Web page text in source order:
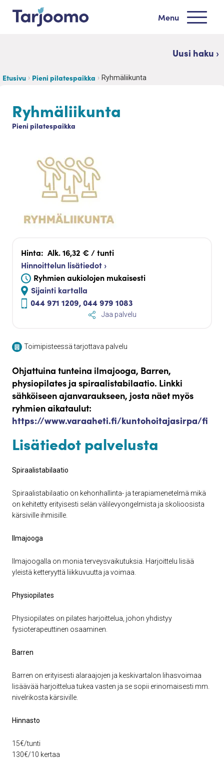
Siirry sisältöön
Menu
Uusi haku ›
Etusivu Pieni pilatespaikka Ryhmäliikunta
Ryhmäliikunta
Pieni pilatespaikka
Hinta: Alk. 16,32 € / tunti
Hinnoittelun lisätiedot ›
Ryhmien aukiolojen mukaisesti
Sijainti kartalla
044 971 1209, 044 979 1083
Jaa palvelu
Toimipisteessä tarjottava palvelu
Ohjattuina tunteina ilmajooga, Barren,
physiopilates ja spiraalistabilaatio. Linkki
sähköiseen ajanvaraukseen, josta näet myös
ryhmien aikataulut:
https://www.varaaheti.fi/kuntohoitajasirpa/fi
Lisätiedot palvelusta
Spiraalistabilaatio
Spiraalistabilaatio on kehonhallinta- ja terapiamenetelmä mikä
on kehitetty erityisesti selän välilevyongelmista ja skolioosista
kärsiville ihmisille.
Ilmajooga
Ilmajoogalla on monia terveysvaikutuksia. Harjoittelu lisää
yleistä ketteryyttä liikkuvuutta ja voimaa.
Physiopilates
Physiopilates on pilates harjoittelua, johon yhdistyy
fysioterapeuttinen osaaminen.
Barren
Barren on erityisesti alaraajojen ja keskivartalon lihasvoimaa
lisäävää harjoittelua tukea vasten ja se sopii erinomaisesti mm.
nivelrikosta kärsiville.
Hinnasto
15€/tunti
130€/10 kertaa